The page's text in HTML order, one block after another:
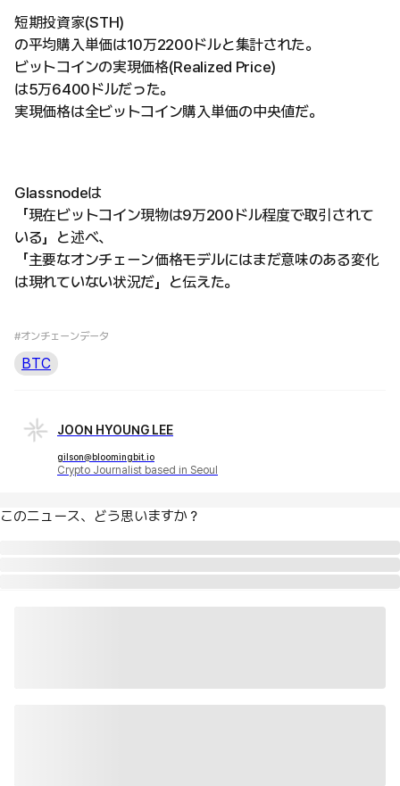
短期投資家(STH)
の平均購入単価は10万2200ドルと集計された。
ビットコインの実現価格(Realized Price)
は5万6400ドルだった。
実現価格は全ビットコイン購入単価の中央値だ。
Glassnodeは
「現在ビットコイン現物は9万200ドル程度で取引されて
いる」と述べ、
「主要なオンチェーン価格モデルにはまだ意味のある変化
は現れていない状況だ」と伝えた。
#オンチェーンデータ
BTC
JOON HYOUNG LEE
gilson@bloomingbit.io
Crypto Journalist based in Seoul
このニュース、どう思いますか？